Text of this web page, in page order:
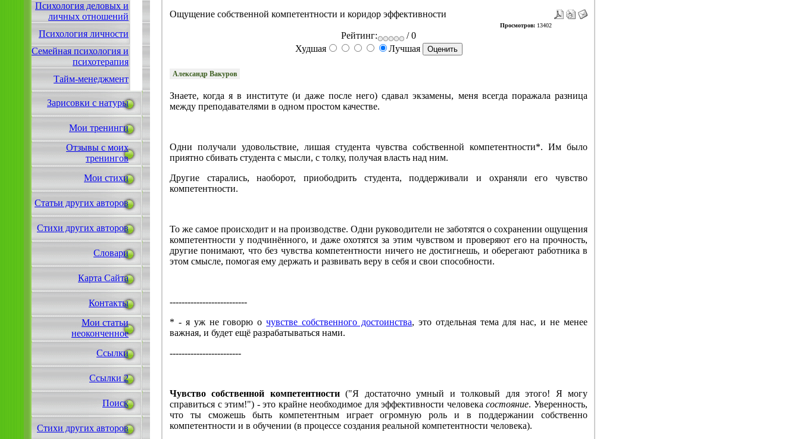
Психология деловых и
личных отношений
Психология личности
Семейная психология и
психотерапия
Тайм-менеджмент
Зарисовки с натуры
Мои тренинги
Отзывы с моих
тренингов
Мои стихи
Статьи других авторов
Стихи других авторов
Словари
Карта Сайта
Контакты
Мои статьи
неоконченное
Ссылки
Ссылки 2
Поиск
Стихи других авторов
Ощущение собственной компетентности и коридор эффективности
Просмотров: 13402
Рейтинг:
/ 0
Худшая
Лучшая
Александр Вакуров
Знаете, когда я в институте (и даже после него) сдавал экзамены, меня всегда поражала разница
между преподавателями в одном простом качестве.
Одни получали удовольствие, лишая студента чувства собственной компетентности*. Им было
приятно сбивать студента с мысли, с толку, получая власть над ним.
Другие старались, наоборот, приободрить студента, поддерживали и охраняли его чувство
компетентности.
То же самое происходит и на производстве. Одни руководители не заботятся о сохранении ощущения
компетентности у подчинённого, и даже охотятся за этим чувством и проверяют его на прочность,
другие понимают, что без чувства компетентности ничего не достигнешь, и оберегают работника в
этом смысле, помогая ему держать и развивать веру в себя и свои способности.
--------------------------
* - я уж не говорю очувстве собственного достоинства, это отдельная тема для нас, и не менее
важная, и будет ещё разрабатываться нами.
------------------------
Чувство собственной компетентности("Я достаточно умный и толковый для этого! Я могу
справиться с этим!") - это крайне необходимое для эффективности человекасостояние. Уверенность,
что ты сможешь быть компетентным играет огромную роль и в поддержании собственно
компетентности и в обучении (в процессе создания реальной компетентности человека).